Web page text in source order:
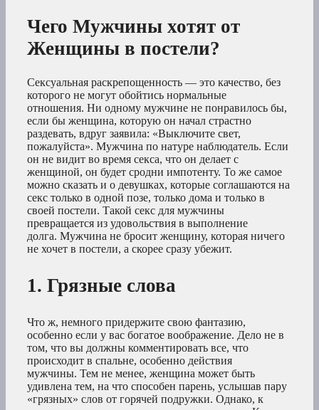
Чего Мужчины хотят от
Женщины в постели?
Сексуальная раскрепощенность — это качество, без
которого не могут обойтись нормальные
отношения. Ни одному мужчине не понравилось бы,
если бы женщина, которую он начал страстно
раздевать, вдруг заявила: «Выключите свет,
пожалуйста». Мужчина по натуре наблюдатель. Если
он не видит во время секса, что он делает с
женщиной, он будет сродни импотенту. То же самое
можно сказать и о девушках, которые соглашаются на
секс только в одной позе, только дома и только в
своей постели. Такой секс для мужчины
превращается из удовольствия в выполнение
долга. Мужчина не бросит женщину, которая ничего
не хочет в постели, а скорее сразу убежит.
1. Грязные слова
Что ж, немного придержите свою фантазию,
особенно если у вас богатое воображение. Дело не в
том, что вы должны комментировать все, что
происходит в спальне, особенно действия
мужчины. Тем не менее, женщина может быть
удивлена тем, на что способен парень, услышав пару
«грязных» слов от горячей подружки. Однако, к